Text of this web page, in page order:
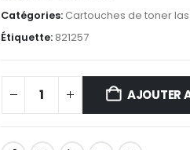
Catégories: Cartouches de toner
Étiquette: 821257
AJOUTER